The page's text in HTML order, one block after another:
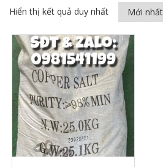
Hiển thị kết quả duy nhất